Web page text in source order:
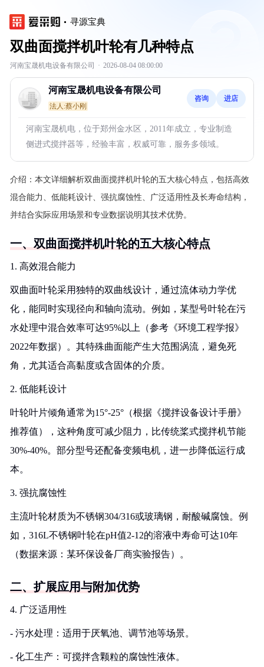
寻源宝典
双曲面搅拌机叶轮有几种特点
河南宝晟机电设备有限公司 · 2026-08-04 08:00:00
河南宝晟机电设备有限公司
法人:蔡小刚
咨询 进店
河南宝晟机电，位于郑州金水区，2011年成立，专业制造
侧进式搅拌器等，经验丰富，权威可靠，服务多领域。
介绍： 本文详细解析双曲面搅拌机叶轮的五大核心特点，包括高效
混合能力、低能耗设计、强抗腐蚀性、广泛适用性及长寿命结构，
并结合实际应用场景和专业数据说明其技术优势。
一、双曲面搅拌机叶轮的五大核心特点
1. 高效混合能力
双曲面叶轮采用独特的双曲线设计，通过流体动力学优
化，能同时实现径向和轴向流动。例如，某型号叶轮在污
水处理中混合效率可达95%以上（参考《环境工程学报》
2022年数据）。其特殊曲面能产生大范围涡流，避免死
角，尤其适合高黏度或含固体的介质。
2. 低能耗设计
叶轮叶片倾角通常为15°-25°（根据《搅拌设备设计手册》
推荐值），这种角度可减少阻力，比传统桨式搅拌机节能
30%-40%。部分型号还配备变频电机，进一步降低运行成
本。
3. 强抗腐蚀性
主流叶轮材质为不锈钢304/316或玻璃钢，耐酸碱腐蚀。例
如，316L不锈钢叶轮在pH值2-12的溶液中寿命可达10年
（数据来源：某环保设备厂商实验报告）。
二、扩展应用与附加优势
4. 广泛适用性
- 污水处理：适用于厌氧池、调节池等场景。
- 化工生产：可搅拌含颗粒的腐蚀性液体。